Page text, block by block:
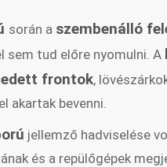
során a szembenálló
sem tud előre nyomulni. A
frontok,
akartak bevenni.
jellemző hadviselése
és a repülőgépek